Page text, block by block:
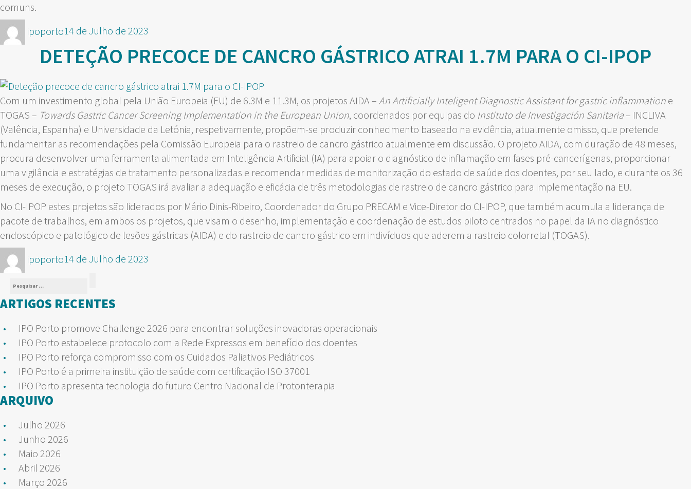
comuns.
Autor
ipoportoPublicado
14 de Julho de 2023
DETEÇÃO PRECOCE DE CANCRO GÁSTRICO ATRAI 1.7M PARA O CI-IPOP
Com um investimento global pela União Europeia (EU) de 6.3M e 11.3M, os projetos AIDA – An Artificially Inteligent Diagnostic Assistant for gastric inflammation e
TOGAS – Towards Gastric Cancer Screening Implementation in the European Union, coordenados por equipas do Instituto de Investigación Sanitaria– INCLIVA
(Valência, Espanha) e Universidade da Letónia, respetivamente, propõem-se produzir conhecimento baseado na evidência, atualmente omisso, que pretende
fundamentar as recomendações pela Comissão Europeia para o rastreio de cancro gástrico atualmente em discussão. O projeto AIDA, com duração de 48 meses,
procura desenvolver uma ferramenta alimentada em Inteligência Artificial (IA) para apoiar o diagnóstico de inflamação em fases pré-cancerígenas, proporcionar
uma vigilância e estratégias de tratamento personalizadas e recomendar medidas de monitorização do estado de saúde dos doentes, por seu lado, e durante os 36
meses de execução, o projeto TOGAS irá avaliar a adequação e eficácia de três metodologias de rastreio de cancro gástrico para implementação na EU.
No CI-IPOP estes projetos são liderados por Mário Dinis-Ribeiro, Coordenador do Grupo PRECAM e Vice-Diretor do CI-IPOP, que também acumula a liderança de
pacote de trabalhos, em ambos os projetos, que visam o desenho, implementação e coordenação de estudos piloto centrados no papel da IA no diagnóstico
endoscópico e patológico de lesões gástricas (AIDA) e do rastreio de cancro gástrico em indivíduos que aderem a rastreio colorretal (TOGAS).
Autor
ipoportoPublicado
14 de Julho de 2023
Pesquisar
por:
ARTIGOS RECENTES
IPO Porto promove Challenge 2026 para encontrar soluções inovadoras operacionais
IPO Porto estabelece protocolo com a Rede Expressos em benefício dos doentes
IPO Porto reforça compromisso com os Cuidados Paliativos Pediátricos
IPO Porto é a primeira instituição de saúde com certificação ISO 37001
IPO Porto apresenta tecnologia do futuro Centro Nacional de Protonterapia
ARQUIVO
Julho 2026
Junho 2026
Maio 2026
Abril 2026
Março 2026